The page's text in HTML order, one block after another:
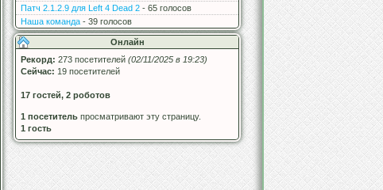
Патч 2.1.2.9 для Left 4 Dead 2 - 65 голосов
Наша команда - 39 голосов
Онлайн
Рекорд: 273 посетителей (02/11/2025 в 19:23)
Сейчас: 19 посетителей
17 гостей, 2 роботов
1 посетитель просматривают эту страницу.
1 гость